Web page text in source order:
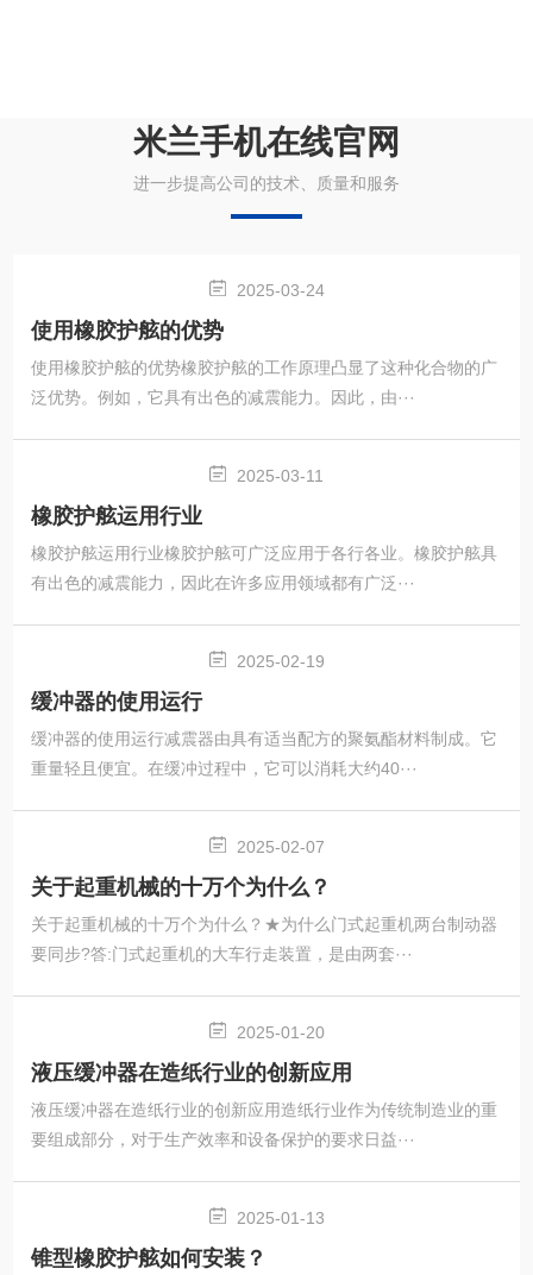
米兰手机在线官网
进一步提高公司的技术、质量和服务
2025-03-24
使用橡胶护舷的优势
使用橡胶护舷的优势橡胶护舷的工作原理凸显了这种化合物的广
泛优势。例如，它具有出色的减震能力。因此，由···
2025-03-11
橡胶护舷运用行业
橡胶护舷运用行业橡胶护舷可广泛应用于各行各业。橡胶护舷具
有出色的减震能力，因此在许多应用领域都有广泛···
2025-02-19
缓冲器的使用运行
缓冲器的使用运行减震器由具有适当配方的聚氨酯材料制成。它
重量轻且便宜。在缓冲过程中，它可以消耗大约40···
2025-02-07
关于起重机械的十万个为什么？
关于起重机械的十万个为什么？★为什么门式起重机两台制动器
要同步?答:门式起重机的大车行走装置，是由两套···
2025-01-20
液压缓冲器在造纸行业的创新应用
液压缓冲器在造纸行业的创新应用造纸行业作为传统制造业的重
要组成部分，对于生产效率和设备保护的要求日益···
2025-01-13
锥型橡胶护舷如何安装？